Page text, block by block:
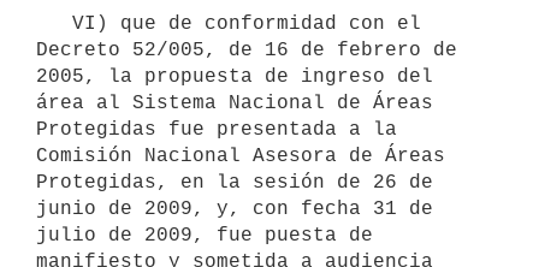
Decreto 52/005, de 16 de febrero de
2005, la propuesta de ingreso del
área al Sistema Nacional de Áreas
Protegidas fue presentada a la
Comisión Nacional Asesora de Áreas
Protegidas, en la sesión de 26 de
junio de 2009, y, con fecha 31 de
julio de 2009, fue puesta de
manifiesto y sometida a audiencia